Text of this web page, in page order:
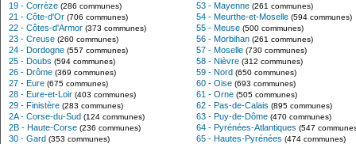
19 - Corrèze (286 communes)
21 - Côte-d'Or (706 communes)
22 - Côtes-d'Armor (373 communes)
23 - Creuse (260 communes)
24 - Dordogne (557 communes)
25 - Doubs (594 communes)
26 - Drôme (369 communes)
27 - Eure (675 communes)
28 - Eure-et-Loir (403 communes)
29 - Finistère (283 communes)
2A - Corse-du-Sud (124 communes)
2B - Haute-Corse (236 communes)
30 - Gard (353 communes)
53 - Mayenne (261 communes)
54 - Meurthe-et-Moselle (594 communes)
55 - Meuse (500 communes)
56 - Morbihan (261 communes)
57 - Moselle (730 communes)
58 - Nièvre (312 communes)
59 - Nord (650 communes)
60 - Oise (693 communes)
61 - Orne (505 communes)
62 - Pas-de-Calais (895 communes)
63 - Puy-de-Dôme (470 communes)
64 - Pyrénées-Atlantiques (547
65 - Hautes-Pyrénées (474 communes)